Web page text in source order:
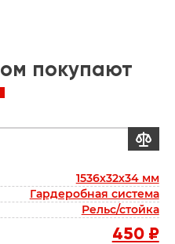
покупают
1536х32х34 мм
Гардеробная система
Рельс/стойка
450 ₽
